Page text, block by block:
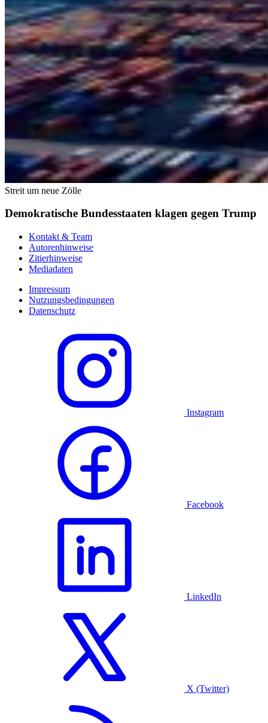
Streit um neue Zölle
Demokratische Bundesstaaten klagen gegen Trump
Kontakt & Team
Autorenhinweise
Zitierhinweise
Mediadaten
Impressum
Nutzungsbedingungen
Datenschutz
Instagram
Facebook
LinkedIn
X (Twitter)